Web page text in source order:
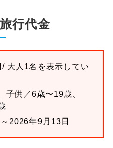
行代金
/ 大人1名を表示してい
子供／6歳〜19歳、
2026年9月13日